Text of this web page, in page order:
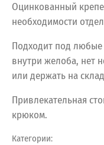
Оцинкованный
необходимости
Подходит под любые
внутри желоба, нет
или держать на
Привлекательная
крюком.
Категории: